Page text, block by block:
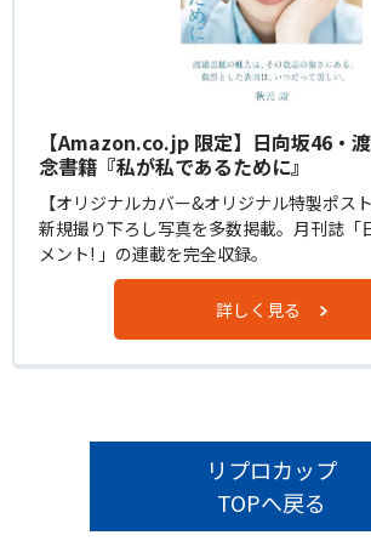
【Amazon.co.jp 限定】日向坂46・
念書籍『私が私であるために』
【オリジナルカバー&オリジナル特製ポス
新規撮り下ろし写真を多数掲載。月刊誌「
メント! 」の連載を完全収録。
詳しく見る
リプロカップ
TOPへ戻る